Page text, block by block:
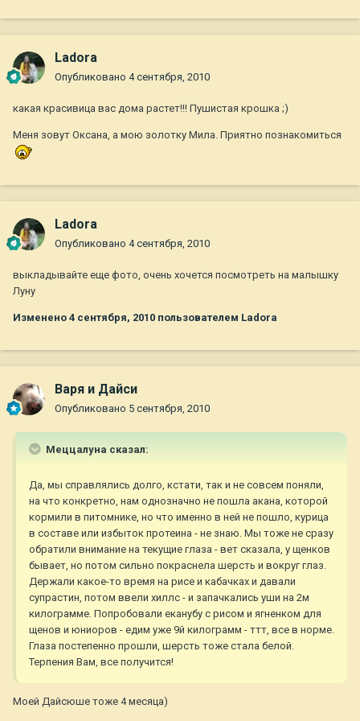
Ladora
Опубликовано 4 сентября, 2010
какая красивица вас дома растет!!! Пушистая крошка ;)
Меня зовут Оксана, а мою золотку Мила. Приятно познакомиться
Ladora
Опубликовано 4 сентября, 2010
выкладывайте еще фото, очень хочется посмотреть на малышку
Луну
Изменено 4 сентября, 2010 пользователем Ladora
Варя и Дайси
Опубликовано 5 сентября, 2010
Меццалуна сказал:
Да, мы справлялись долго, кстати, так и не совсем поняли,
на что конкретно, нам однозначно не пошла акана, которой
кормили в питомнике, но что именно в ней не пошло, курица
в составе или избыток протеина - не знаю. Мы тоже не сразу
обратили внимание на текущие глаза - вет сказала, у щенков
бывает, но потом сильно покраснела шерсть и вокруг глаз.
Держали какое-то время на рисе и кабачках и давали
супрастин, потом ввели хиллс - и запачкались уши на 2м
килограмме. Попробовали еканубу с рисом и ягненком для
щенов и юниоров - едим уже 9й килограмм - ттт, все в норме.
Глаза постепенно прошли, шерсть тоже стала белой.
Терпения Вам, все получится!
Моей Дайсюше тоже 4 месяца)